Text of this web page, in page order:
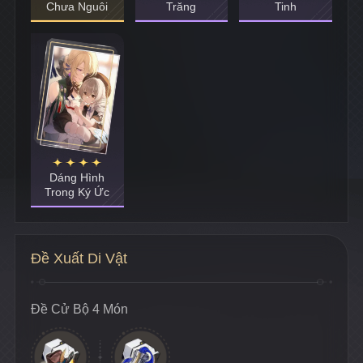
Chưa Nguôi Trăng Tinh
Dáng Hình
Trong Ký Ức
Đề Xuất Di Vật
Đề Cử Bộ 4 Món